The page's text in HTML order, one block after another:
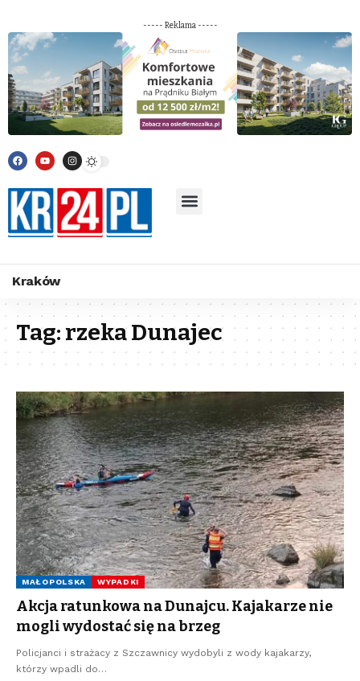
----- Reklama -----
Kraków
Tag:rzeka Dunajec
MAŁOPOLSKA WYPADKI
Akcja ratunkowa na Dunajcu. Kajakarze nie
mogli wydostać się na brzeg
Policjanci i strażacy z Szczawnicy wydobyli z wody kajakarzy,
którzy wpadli do…